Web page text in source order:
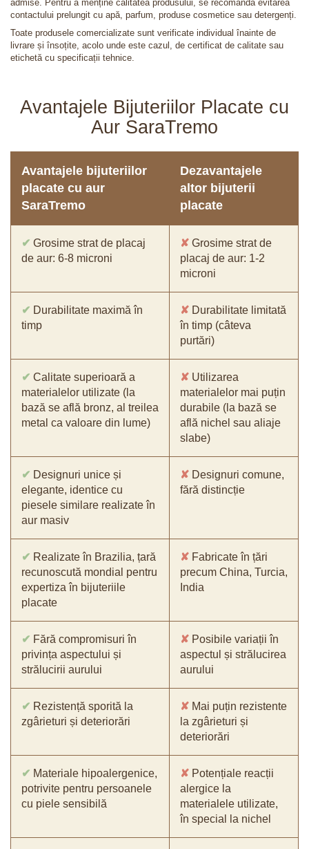
admise. Pentru a menține calitatea produsului, se recomandă evitarea
contactului prelungit cu apă, parfum, produse cosmetice sau detergenți.
Toate produsele comercializate sunt verificate individual înainte de
livrare și însoțite, acolo unde este cazul, de certificat de calitate sau
etichetă cu specificații tehnice.
Avantajele Bijuteriilor Placate cu
Aur SaraTremo
Avantajele bijuteriilor
placate cu aur
SaraTremo
Dezavantajele
altor bijuterii
placate
✔ Grosime strat de placaj
de aur: 6-8 microni
✘ Grosime strat de
placaj de aur: 1-2
microni
✔ Durabilitate maximă în
timp
✘ Durabilitate limitată
în timp (câteva
purtări)
✔ Calitate superioară a
materialelor utilizate (la
bază se află bronz, al treilea
metal ca valoare din lume)
✘ Utilizarea
materialelor mai puțin
durabile (la bază se
află nichel sau aliaje
slabe)
✔ Designuri unice și
elegante, identice cu
piesele similare realizate în
aur masiv
✘ Designuri comune,
fără distincție
✔ Realizate în Brazilia, țară
recunoscută mondial pentru
expertiza în bijuteriile
placate
✘ Fabricate în țări
precum China, Turcia,
India
✔ Fără compromisuri în
privința aspectului și
strălucirii aurului
✘ Posibile variații în
aspectul și strălucirea
aurului
✔ Rezistență sporită la
zgârieturi și deteriorări
✘ Mai puțin rezistente
la zgârieturi și
deteriorări
✔ Materiale hipoalergenice,
potrivite pentru persoanele
cu piele sensibilă
✘ Potențiale reacții
alergice la
materialele utilizate,
în special la nichel